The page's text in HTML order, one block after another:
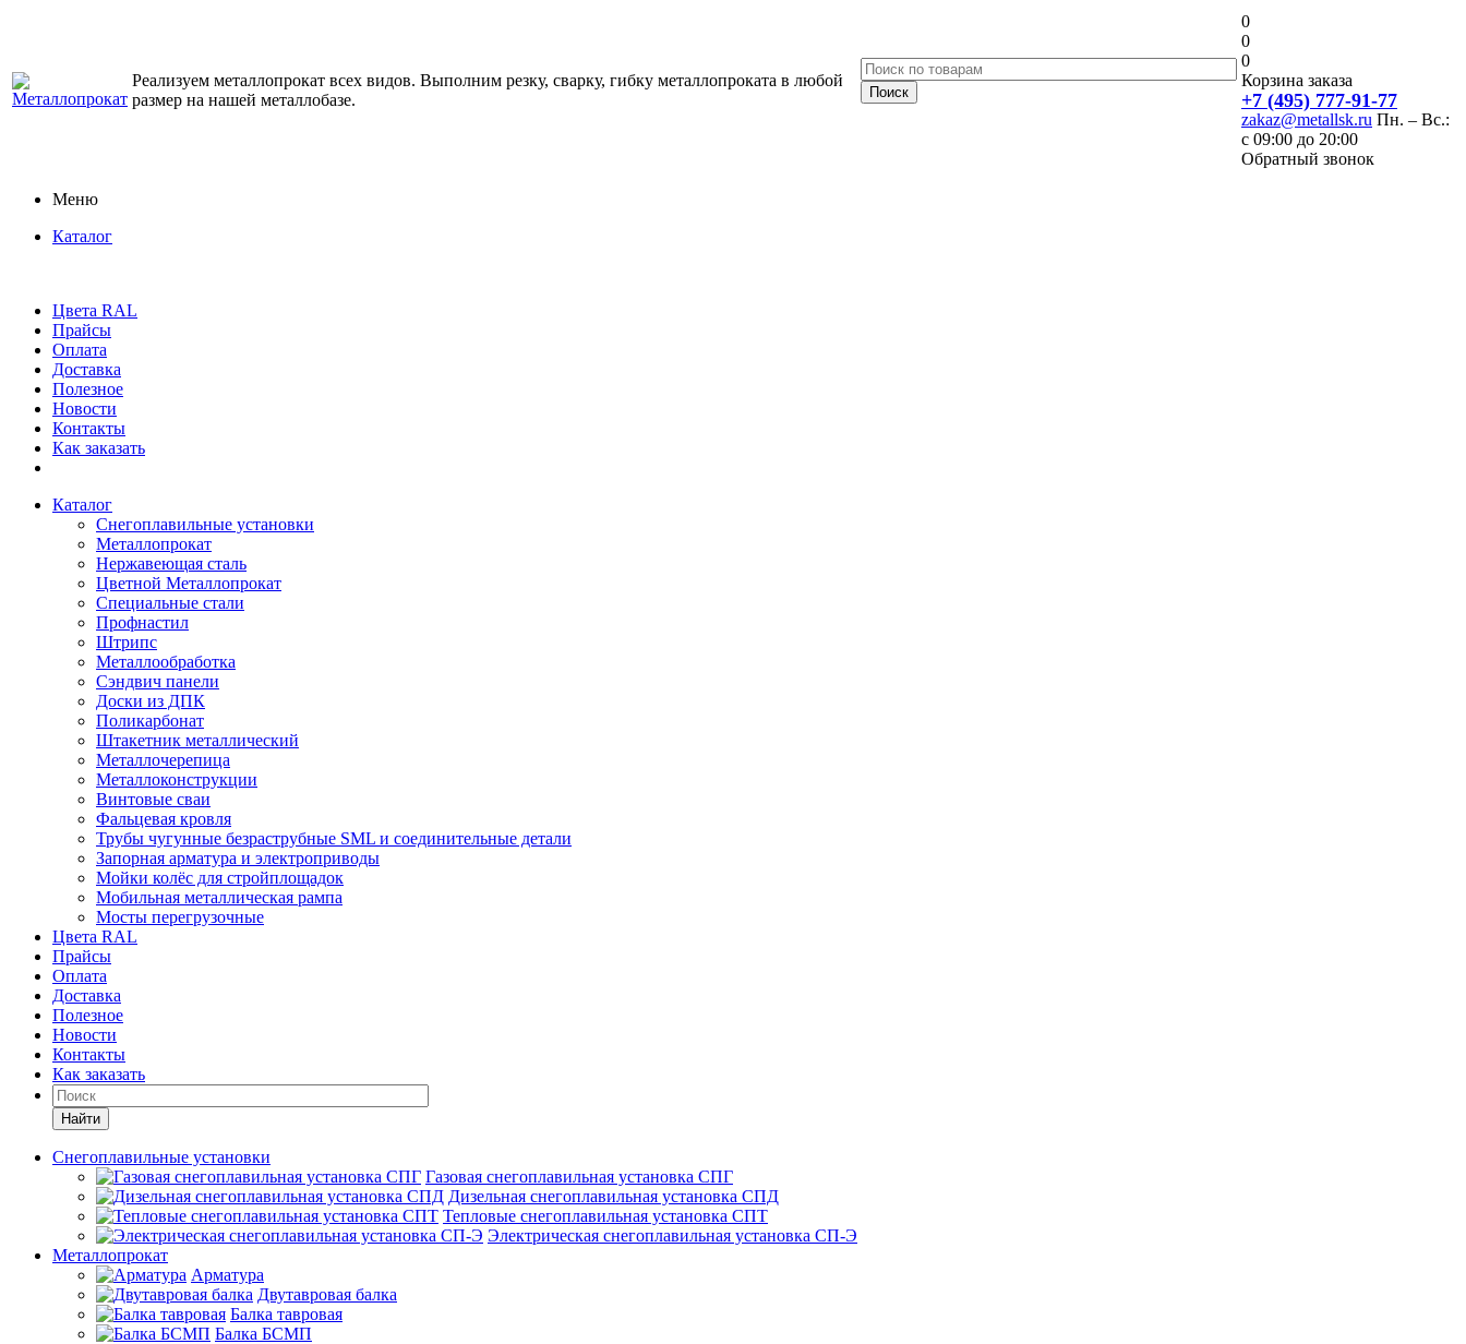
Реализуем металлопрокат всех видов. Выполним резку, сварку, гибку металлопроката в любой
размер на нашей металлобазе.
0
0
0
Корзина заказа
+7 (495) 777-91-77
zakaz@metallsk.ru Пн. – Вс.:
с 09:00 до 20:00
Обратный звонок
Меню
Каталог
Цвета RAL
Прайсы
Оплата
Доставка
Полезное
Новости
Контакты
Как заказать
Каталог
Снегоплавильные установки
Металлопрокат
Нержавеющая сталь
Цветной Металлопрокат
Специальные стали
Профнастил
Штрипс
Металлообработка
Сэндвич панели
Доски из ДПК
Поликарбонат
Штакетник металлический
Металлочерепица
Металлоконструкции
Винтовые сваи
Фальцевая кровля
Трубы чугунные безраструбные SML и соединительные детали
Запорная арматура и электроприводы
Мойки колёс для стройплощадок
Мобильная металлическая рампа
Мосты перегрузочные
Цвета RAL
Прайсы
Оплата
Доставка
Полезное
Новости
Контакты
Как заказать
Найти
Снегоплавильные установки
Газовая снегоплавильная установка СПГ
Дизельная снегоплавильная установка СПД
Тепловые снегоплавильная установка СПТ
Электрическая снегоплавильная установка СП-Э
Металлопрокат
Арматура
Двутавровая балка
Балка тавровая
Балка БСМП